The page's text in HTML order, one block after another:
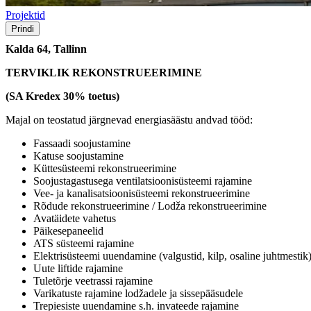
Projektid
Prindi
Kalda 64, Tallinn
TERVIKLIK REKONSTRUEERIMINE
(SA Kredex 30% toetus)
Majal on teostatud järgnevad energiasäästu andvad tööd:
Fassaadi soojustamine
Katuse soojustamine
Küttesüsteemi rekonstrueerimine
Soojustagastusega ventilatsioonisüsteemi rajamine
Vee- ja kanalisatsioonisüsteemi rekonstrueerimine
Rõdude rekonstrueerimine / Lodža rekonstrueerimine
Avatäidete vahetus
Päikesepaneelid
ATS süsteemi rajamine
Elektrisüsteemi uuendamine (valgustid, kilp, osaline juhtmestik)
Uute liftide rajamine
Tuletõrje veetrassi rajamine
Varikatuste rajamine lodžadele ja sissepääsudele
Trepiesiste uuendamine s.h. invateede rajamine